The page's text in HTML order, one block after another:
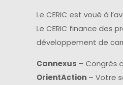
Le CERIC est voué à
Le CERIC finance des
développement de
Cannexus – Congrès
OrientAction – Votre